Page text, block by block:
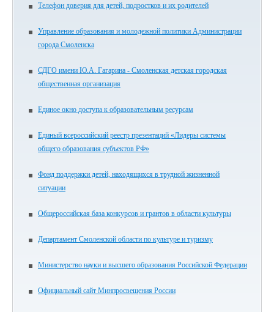
Телефон доверия для детей, подростков и их родителей
Управление образования и молодежной политики Администрации
города Смоленска
СДГО имени Ю.А. Гагарина - Смоленская детская городская
общественная организация
Единое окно доступа к образовательным ресурсам
Единый всероссийский реестр презентаций «Лидеры системы
общего образования субъектов РФ»
Фонд поддержки детей, находящихся в трудной жизненной
ситуации
Общероссийская база конкурсов и грантов в области культуры
Департамент Смоленской области по культуре и туризму
Министерство науки и высшего образования Российской Федерации
Официальный сайт Минпросвещения России